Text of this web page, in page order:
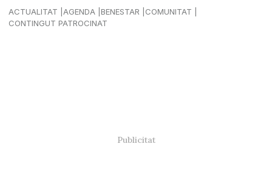
ACTUALITAT AGENDA BENESTAR
COMUNITAT
CONTINGUT PATROCINAT